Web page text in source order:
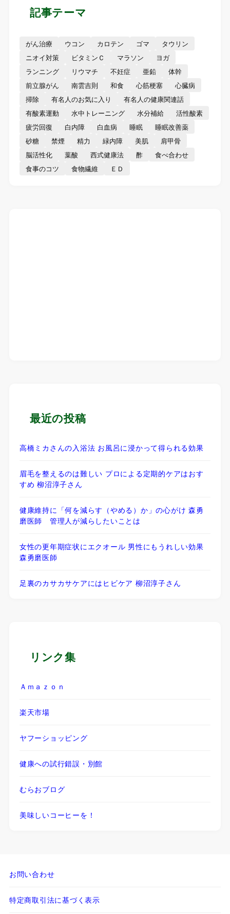
記事テーマ
がん治療 ウコン カロテン ゴマ
タウリン
ニオイ対策
ビタミンＣ マラソン
ヨガ
ランニング
リウマチ 不妊症 亜鉛
体幹
前立腺がん
南雲吉則 和食 心筋梗塞
心臓病
掃除
有名人のお気に入り
有名人の健康関連話
有酸素運動
水中トレーニング 水分補給
活性酸素
疲労回復
白内障 白血病 睡眠
睡眠改善薬
砂糖
禁煙 精力 緑内障 美肌
肩甲骨
脳活性化
葉酸 西式健康法 酢
食べ合わせ
食事のコツ
食物繊維 ＥＤ
最近の投稿
高橋ミカさんの入浴法 お風呂に浸かって得られる効果
眉毛を整えるのは難しい プロによる定期的ケアはおす
すめ 柳沼淳子さん
健康維持に「何を減らす（やめる）か」の心がけ 森勇
磨医師 管理人が減らしたいことは
女性の更年期症状にエクオール 男性にもうれしい効果
森勇磨医師
足裏のカサカサケアにはヒビケア 柳沼淳子さん
リンク集
Ａｍａｚｏｎ
楽天市場
ヤフーショッピング
健康への試行錯誤・別館
むらおブログ
美味しいコーヒーを！
お問い合わせ
特定商取引法に基づく表示